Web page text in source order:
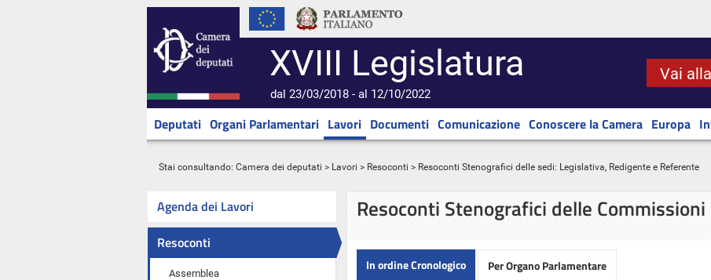
XVIII Legislatura
dal 23/03/2018 - al 12/10/2022
Vai
Deputati Organi Parlamentari Lavori Documenti Comunicazione Conoscere la Camera Europa
Stai consultando: Camera dei deputati > Lavori > Resoconti > Resoconti Stenografici delle sedi: Legislativa, Redigente e Referente
Agenda dei Lavori
Resoconti
Assemblea
Resoconti Stenografici delle Commissioni
In ordine Cronologico Per Organo Parlamentare